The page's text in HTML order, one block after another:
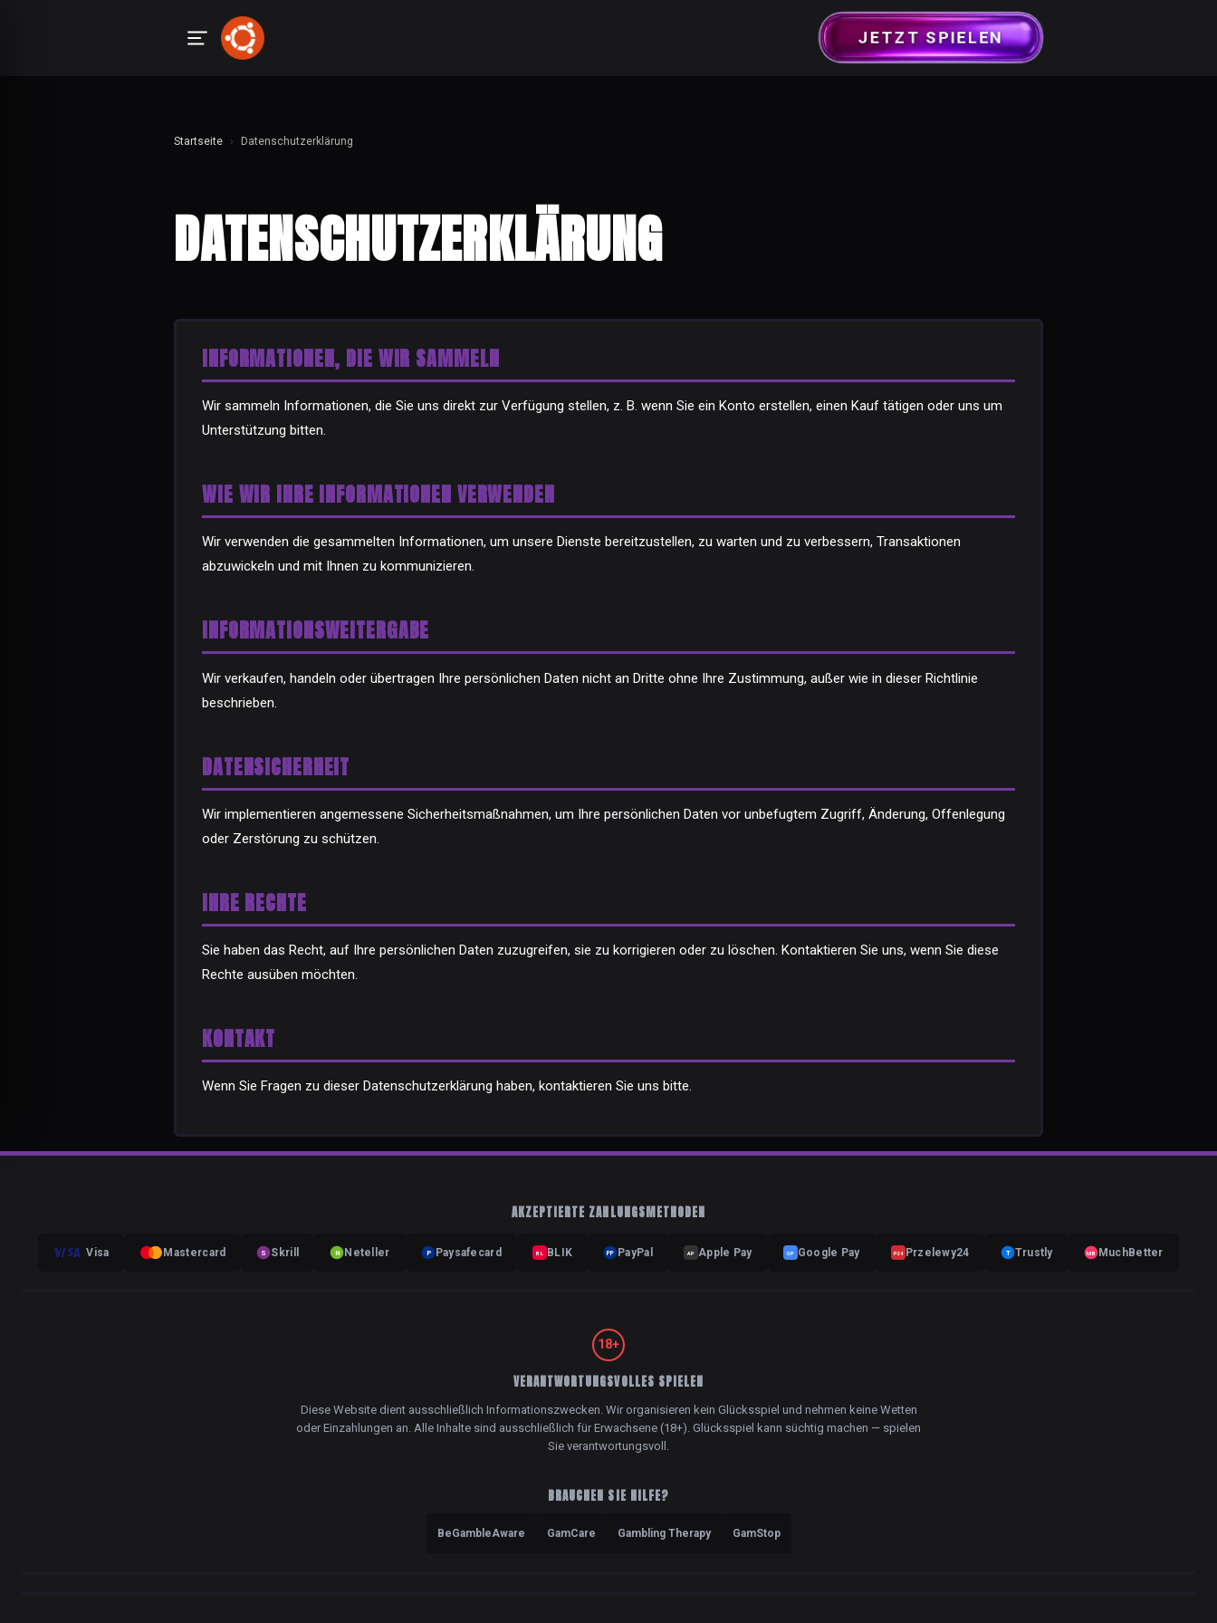
JETZT SPIELEN
Startseite › Datenschutzerklärung
DATENSCHUTZERKLÄRUNG
INFORMATIONEN, DIE WIR SAMMELN
Wir sammeln Informationen, die Sie uns direkt zur Verfügung stellen, z. B. wenn Sie ein Konto erstellen, einen Kauf tätigen oder uns um
Unterstützung bitten.
WIE WIR IHRE INFORMATIONEN VERWENDEN
Wir verwenden die gesammelten Informationen, um unsere Dienste bereitzustellen, zu warten und zu verbessern, Transaktionen
abzuwickeln und mit Ihnen zu kommunizieren.
INFORMATIONSWEITERGABE
Wir verkaufen, handeln oder übertragen Ihre persönlichen Daten nicht an Dritte ohne Ihre Zustimmung, außer wie in dieser Richtlinie
beschrieben.
DATENSICHERHEIT
Wir implementieren angemessene Sicherheitsmaßnahmen, um Ihre persönlichen Daten vor unbefugtem Zugriff, Änderung, Offenlegung
oder Zerstörung zu schützen.
IHRE RECHTE
Sie haben das Recht, auf Ihre persönlichen Daten zuzugreifen, sie zu korrigieren oder zu löschen. Kontaktieren Sie uns, wenn Sie diese
Rechte ausüben möchten.
KONTAKT
Wenn Sie Fragen zu dieser Datenschutzerklärung haben, kontaktieren Sie uns bitte.
AKZEPTIERTE ZAHLUNGSMETHODEN
Visa Mastercard S Skrill N Neteller P Paysafecard BL BLIK PP PayPal AP Apple Pay GP Google Pay P24 Przelewy24 T Trustly MB MuchBetter
18+
VERANTWORTUNGSVOLLES SPIELEN
Diese Website dient ausschließlich Informationszwecken. Wir organisieren kein Glücksspiel und nehmen keine Wetten
oder Einzahlungen an. Alle Inhalte sind ausschließlich für Erwachsene (18+). Glücksspiel kann süchtig machen — spielen
Sie verantwortungsvoll.
BRAUCHEN SIE HILFE?
BeGambleAware GamCare Gambling Therapy GamStop